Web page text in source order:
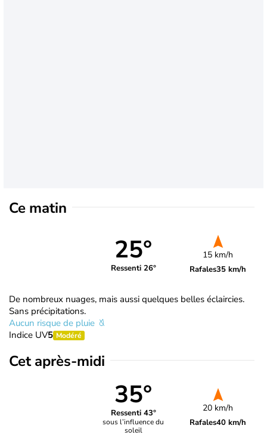
Ce matin
25°
Ressenti 26°
15 km/h
Rafales35 km/h
De nombreux nuages, mais aussi quelques belles éclaircies.
Sans précipitations.
Aucun risque de pluie
Indice UV5 Modéré
Cet après-midi
35°
Ressenti 43°
sous l’influence du
soleil
20 km/h
Rafales40 km/h